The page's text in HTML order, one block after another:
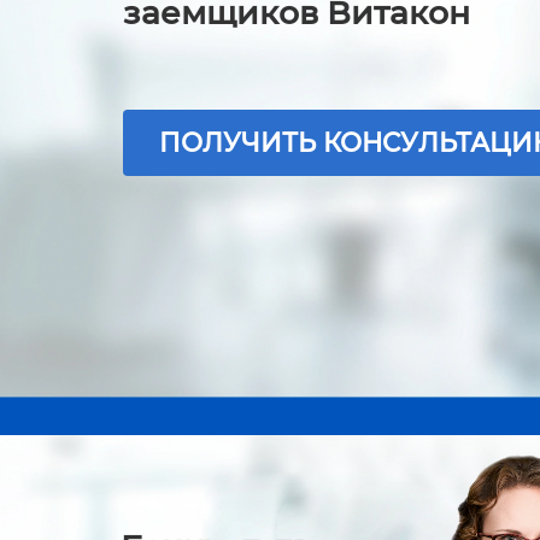
заемщиков Витакон
ПОЛУЧИТЬ